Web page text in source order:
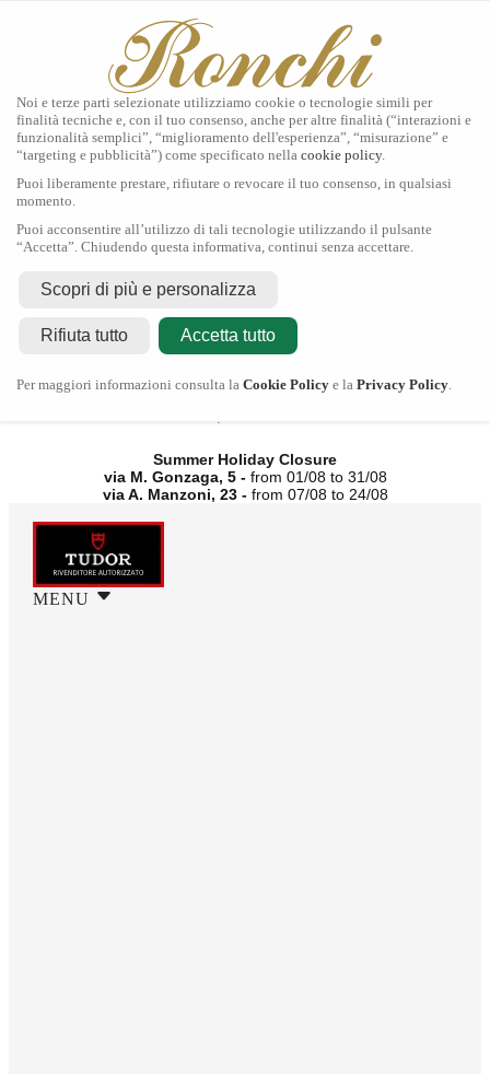
Tudor
Orologi
Secondo Polso
Contatti
Chiusura Estiva
dal 01/08 al 31/08
Summer Holiday Closure
via M. Gonzaga, 5 - from 01/08 to 31/08
via A. Manzoni, 23 - from 07/08 to 24/08
MENU
Noi e terze parti selezionate utilizziamo cookie o tecnologie simili per
finalità tecniche e, con il tuo consenso, anche per altre finalità (“interazioni e
funzionalità semplici”, “miglioramento dell'esperienza”, “misurazione” e
“targeting e pubblicità”) come specificato nella cookie policy.
Puoi liberamente prestare, rifiutare o revocare il tuo consenso, in qualsiasi
momento.
Puoi acconsentire all’utilizzo di tali tecnologie utilizzando il pulsante
“Accetta”. Chiudendo questa informativa, continui senza accettare.
Scopri di più e personalizza
Rifiuta tutto Accetta tutto
Per maggiori informazioni consulta la Cookie Policy e la Privacy Policy.